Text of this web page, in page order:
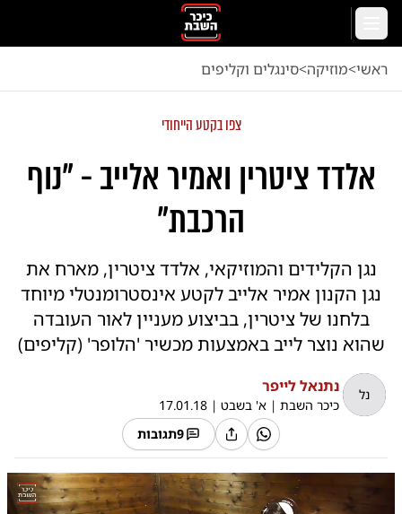
דלג לתוכן הראשי
ראשי<מוזיקה<סינגלים וקליפים
צפו בקטע הייחודי
אלדד ציטרין ואמיר אלייב - "נוף
הרכבת"
נגן הקלידים והמוזיקאי, אלדד ציטרין, מארח את
נגן הקנון אמיר אלייב לקטע אינסטרומנטלי מיוחד
בלחנו של ציטרין, בביצוע מעניין לאור העובדה
שהוא נוצר לייב באמצעות מכשיר 'הלופר' (קליפים)
נל נתנאל לייפר
כיכר השבת | א' בשבט |
17.01.18
9תגובות